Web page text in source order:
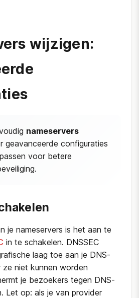
wijzigen:
nameservers
geavanceerde configuraties
voor betere
je nameservers is het aan te
in te schakelen. DNSSEC
laag toe aan je DNS-
niet kunnen worden
je bezoekers tegen DNS-
Let op: als je van provider